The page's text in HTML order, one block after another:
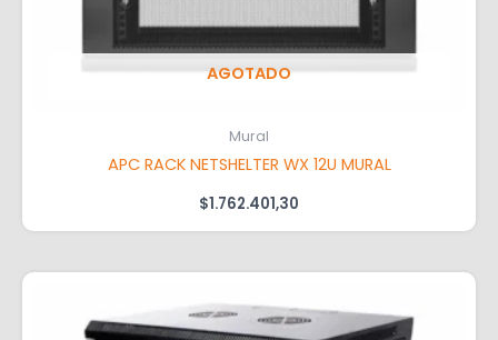
AGOTADO
Mural
APC RACK NETSHELTER WX 12U MURAL
$1.762.401,30